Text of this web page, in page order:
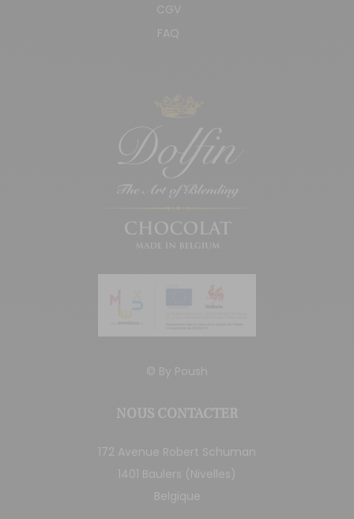
CGV
FAQ
© By Poush
NOUS CONTACTER
172 Avenue Robert Schuman
1401 Baulers (Nivelles)
Belgique